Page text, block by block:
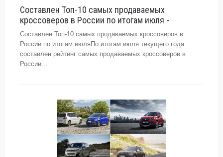
Составлен Топ-10 самых продаваемых
кроссоверов в России по итогам июля -
Составлен Топ-10 самых продаваемых кроссоверов в
России по итогам июляПо итогам июля текущего года
составлен рейтинг самых продаваемых кроссоверов в
России...